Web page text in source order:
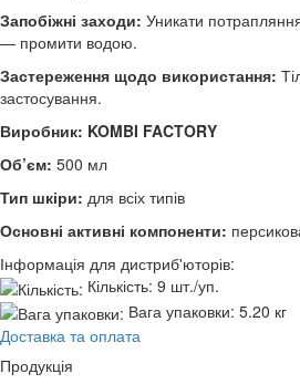
Запобіжні заходи: Уникати
— промити водою.
Застереження щодо використання:
застосування.
Виробник: KOMBI FACTORY
Об’єм: 500 мл
Тип шкіри: для всіх типів
Основні активні компоненти:
Інформація для дистриб'юторів:
Кількість: 9 шт./уп.
Вага упаковки: 5.20 кг
Доставка та оплата
Продукція